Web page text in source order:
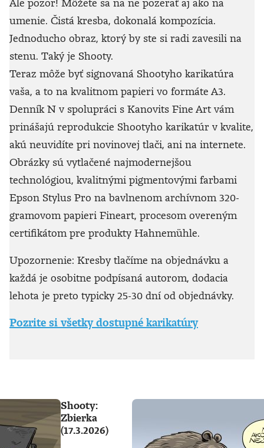
umenie. Čistá kresba, dokonalá kompozícia.
Jednoducho obraz, ktorý by ste si radi zavesili na
stenu. Taký je Shooty.
Teraz môže byť signovaná Shootyho karikatúra
vaša, a to na kvalitnom papieri vo formáte A3.
Denník N v spolupráci s Kanovits Fine Art vám
prinášajú reprodukcie Shootyho karikatúr v kvalite,
akú neuvidíte pri novinovej tlači, ani na internete.
Obrázky sú vytlačené najmodernejšou
technológiou, kvalitnými pigmentovými farbami
Epson Stylus Pro na bavlnenom archívnom 320-
gramovom papieri Fineart, procesom overeným
certifikátom pre produkty Hahnemühle.
Upozornenie: Kresby tlačíme na objednávku a
každá je osobitne podpísaná autorom, dodacia
lehota je preto typicky 25-30 dní od objednávky.
Pozrite si všetky dostupné karikatúry
Shooty:
Zbierka
(17.3.2026)